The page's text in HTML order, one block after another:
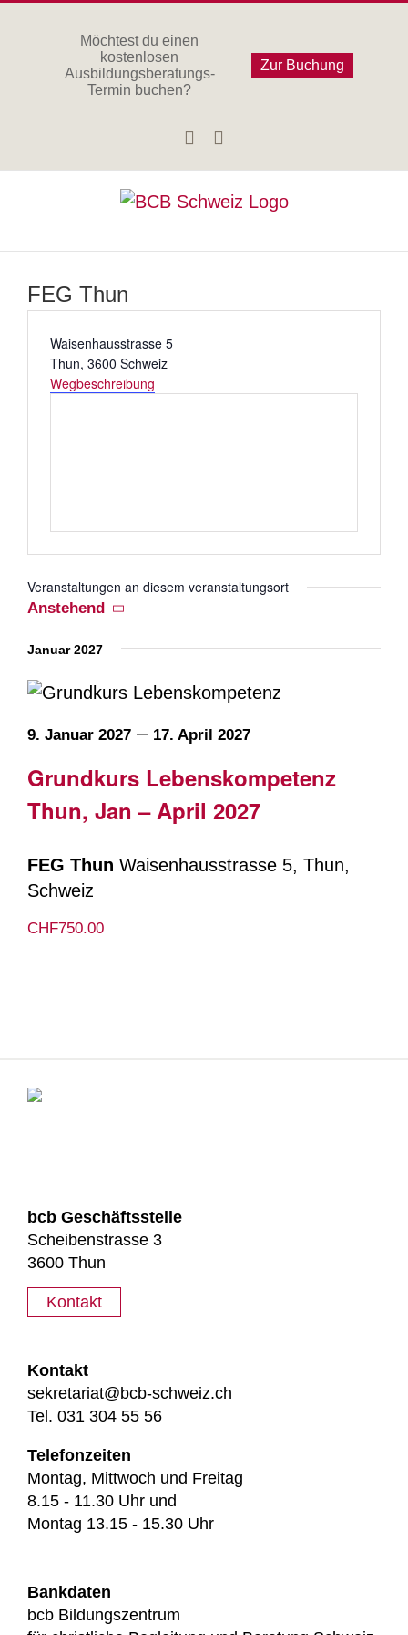
Möchtest du einen
kostenlosen
Ausbildungsberatungs-
Termin buchen?
Zur Buchung
Facebook
FEG Thun
Adresse
Waisenhausstrasse 5
Thun, 3600 Schweiz
Wegbeschreibung
Veranstaltungen an diesem veranstaltungsort
Anstehend
wählen.
Januar 2027
Grundkurs Lebenskompetenz
Thun, Jan – April 2027
9. Januar 2027 – 17. April 2027
FEG Thun Waisenhausstrasse 5, Thun,
Schweiz
CHF750.00
bcb Geschäftsstelle
Scheibenstrasse 3
3600 Thun
Kontakt
Kontakt
sekretariat@bcb-schweiz.ch
Tel. 031 304 55 56
Telefonzeiten
Montag, Mittwoch und Freitag
8.15 - 11.30 Uhr und
Montag 13.15 - 15.30 Uhr
Bankdaten
bcb Bildungszentrum